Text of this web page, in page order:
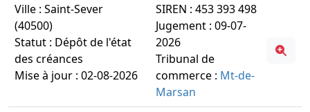
Ville : Saint-Sever
(40500)
Statut : Dépôt de l'état
des créances
Mise à jour : 02-08-2026
SIREN : 453 393 498
Jugement : 09-07-
2026
Tribunal de
commerce : Mt-de-
Marsan